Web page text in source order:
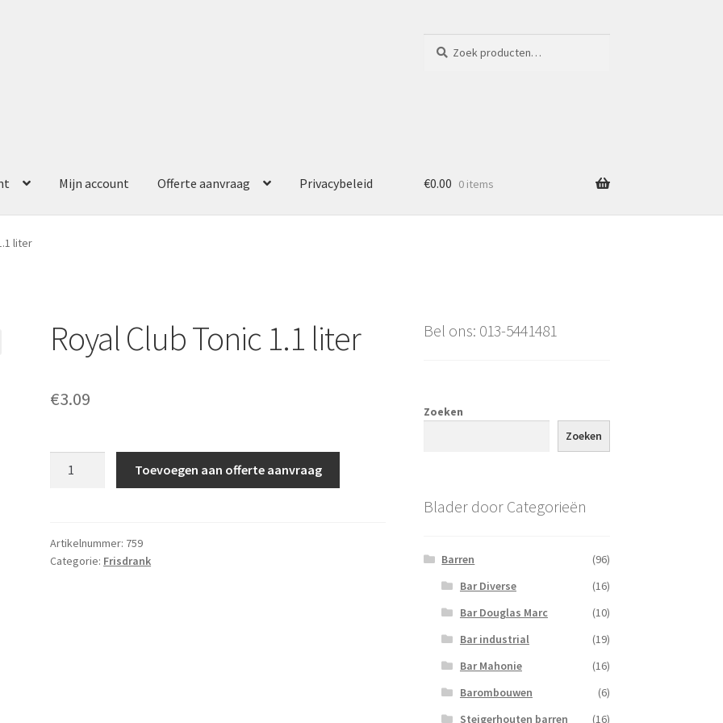
naar:
Mijn account Offerte aanvraag Privacybeleid €0.00 0 items
liter
Royal Club Tonic 1.1 liter
€3.09
liter
aantal
Toevoegen aan offerte aanvraag
Artikelnummer: 759
Categorie: Frisdrank
Bel ons: 013-5441481
Zoeken
Zoeken
Blader door Categorieën
Barren
(96)
Bar Diverse
(16)
Bar Douglas Marc
(10)
Bar industrial
(19)
Bar Mahonie
(16)
Barombouwen
(6)
Steigerhouten barren
(16)